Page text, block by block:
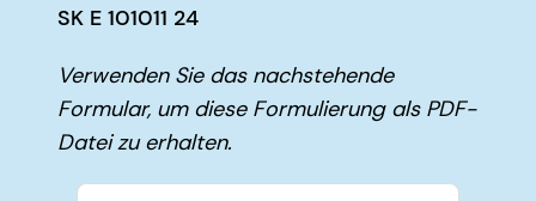
SK E 101011 24
Verwenden Sie das nachstehende
Formular, um diese Formulierung als PDF-
Datei zu erhalten.